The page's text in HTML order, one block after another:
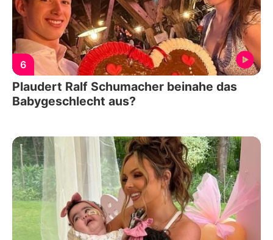
6
Plaudert Ralf Schumacher beinahe das
Babygeschlecht aus?